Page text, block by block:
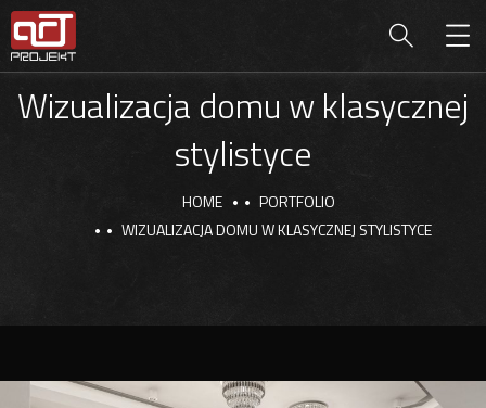
Wizualizacja domu w klasycznej
stylistyce
HOME
PORTFOLIO
WIZUALIZACJA DOMU W KLASYCZNEJ STYLISTYCE